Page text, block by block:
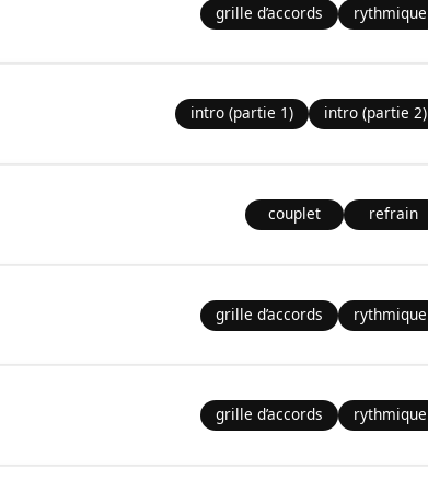
grille d’accords rythmique
intro (partie 1) intro (partie 2)
couplet refrain
grille d’accords rythmique
grille d’accords rythmique